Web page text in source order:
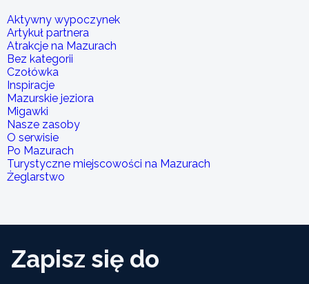
Aktywny wypoczynek
Artykuł partnera
Atrakcje na Mazurach
Bez kategorii
Czołówka
Inspiracje
Mazurskie jeziora
Migawki
Nasze zasoby
O serwisie
Po Mazurach
Turystyczne miejscowości na Mazurach
Żeglarstwo
Zapisz się do